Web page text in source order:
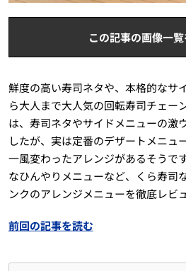
この記事の画像一覧
鮮度の高い寿司ネタや、本格的なサ
ら大人まで大人気の回転寿司チェー
は、寿司ネタやサイドメニューの激
したが、実は定番のデザートメニュ
一風変わったアレンジがあるそうで
なひんやりメニューなど、くら寿司
ンクのアレンジメニューを徹底レビ
前回の記事を読む